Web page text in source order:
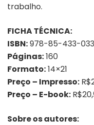
trabalho.
FICHA TÉCNICA:
ISBN:978-85-433-
Páginas:160
Formato:14×21
Preço – Impresso:
Preço – E-book:
Sobre os autores: